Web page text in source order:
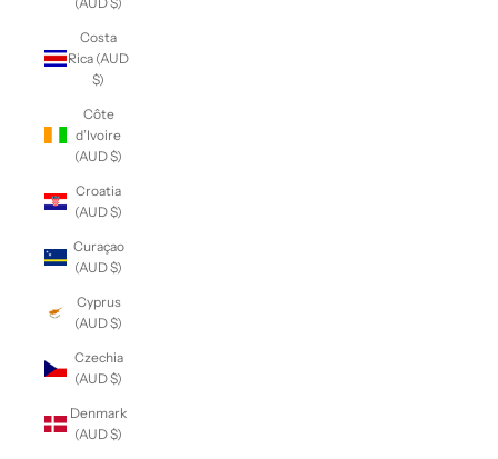
Costa
Rica (AUD
$)
Côte
d’Ivoire
(AUD $)
Croatia
(AUD $)
Curaçao
(AUD $)
Cyprus
(AUD $)
Czechia
(AUD $)
Denmark
(AUD $)